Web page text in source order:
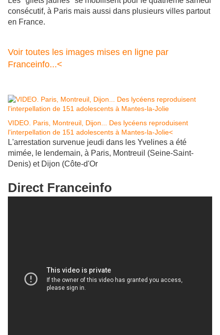
consécutif, à Paris mais aussi dans plusieurs villes partout
en France.
Voir toutes les images mises en ligne par
Franceinfo...<
VIDEO. Paris, Montreuil, Dijon... Des lycéens reproduisent
l'interpellation de 151 adolescents à Mantes-la-Jolie<
L'arrestation survenue jeudi dans les Yvelines a été
mimée, le lendemain, à Paris, Montreuil (Seine-Saint-
Denis) et Dijon (Côte-d'Or
Direct Franceinfo